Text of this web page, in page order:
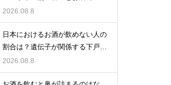
み方を解説
2026.08.8
日本におけるお酒が飲めない人の
割合は？遺伝子が関係する下戸の
真実
2026.08.8